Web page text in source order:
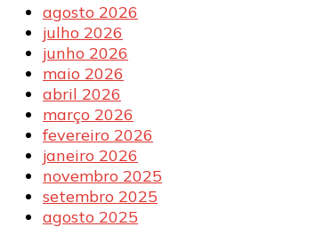
agosto 2026
julho 2026
junho 2026
maio 2026
abril 2026
março 2026
fevereiro 2026
janeiro 2026
novembro 2025
setembro 2025
agosto 2025